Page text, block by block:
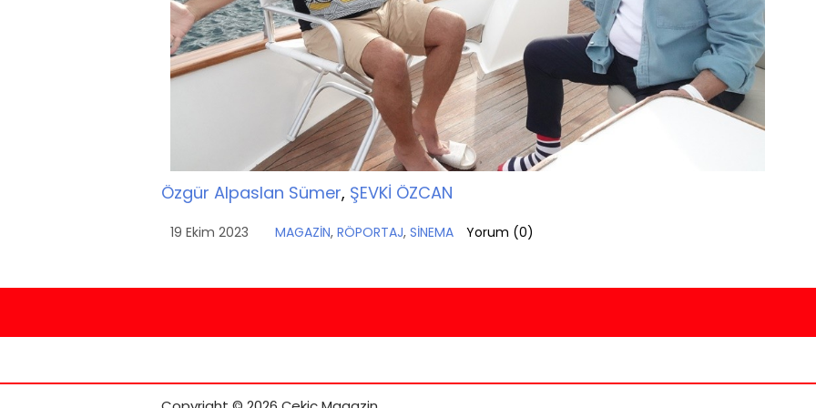
Özgür Alpaslan Sümer, ŞEVKİ ÖZCAN
19 Ekim 2023 MAGAZİN, RÖPORTAJ, SİNEMA Yorum (0)